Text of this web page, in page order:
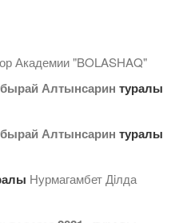
Академии "BOLASHAQ"
Алтынсарин туралы
Алтынсарин туралы
Нурмагамбет Дiлда